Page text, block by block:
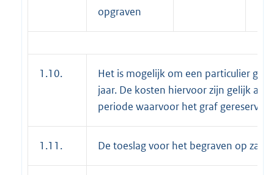
opgraven
1.10.
Het is mogelijk om een particulier
jaar. De kosten hiervoor zijn gelijk
periode waarvoor het graf
1.11. De toeslag voor het begraven op